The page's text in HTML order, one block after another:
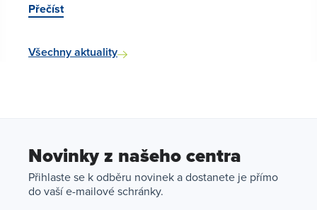
Přečíst
Všechny aktuality
Novinky z našeho centra
Přihlaste se k odběru novinek a dostanete je přímo
do vaší e-mailové schránky.